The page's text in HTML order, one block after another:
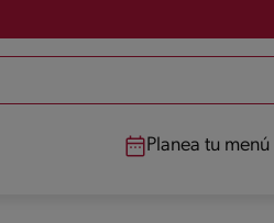
Planea tu menú